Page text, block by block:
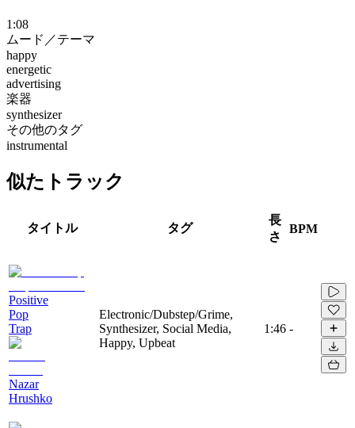
1:08
ムード／テーマ
happy
energetic
advertising
楽器
synthesizer
その他のタグ
instrumental
似たトラック
タイトル タグ
長
さ
BPM
Positive
Pop
Trap
Nazar
Hrushko
Electronic/Dubstep/Grime,
Synthesizer, Social Media,
Happy, Upbeat
1:46 -